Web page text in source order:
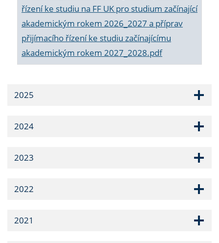
řízení ke studiu na FF UK pro studium začínající
akademickým rokem 2026_2027 a příprav
přijímacího řízení ke studiu začínajícímu
akademickým rokem 2027_2028.pdf
2025
2024
2023
2022
2021